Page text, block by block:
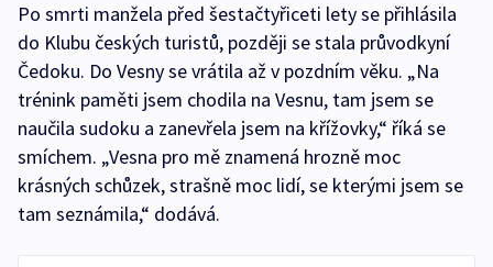
Po smrti manžela před šestačtyřiceti lety se přihlásila
do Klubu českých turistů, později se stala průvodkyní
Čedoku. Do Vesny se vrátila až v pozdním věku. „Na
trénink paměti jsem chodila na Vesnu, tam jsem se
naučila sudoku a zanevřela jsem na křížovky,“ říká se
smíchem. „Vesna pro mě znamená hrozně moc
krásných schůzek, strašně moc lidí, se kterými jsem se
tam seznámila,“ dodává.